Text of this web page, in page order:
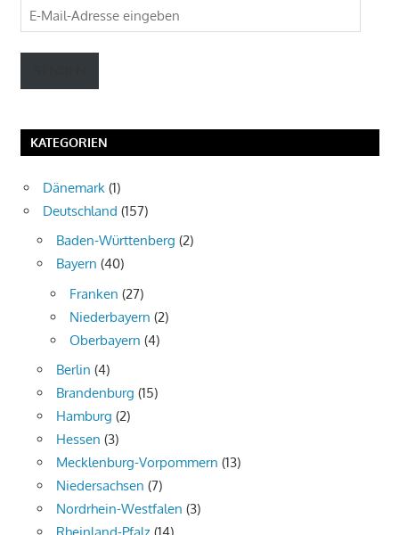
E-
Mail-
Adresse
KATEGORIEN
Dänemark (1)
Deutschland (157)
Baden-Württenberg (2)
Bayern (40)
Franken (27)
Niederbayern (2)
Oberbayern (4)
Berlin (4)
Brandenburg (15)
Hamburg (2)
Hessen (3)
Mecklenburg-Vorpommern (13)
Niedersachsen (7)
Nordrhein-Westfalen (3)